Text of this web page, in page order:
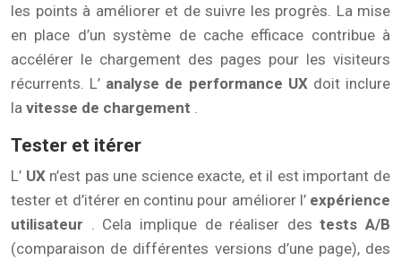
les points à améliorer et de suivre les progrès. La mise
en place d’un système de cache efficace contribue à
accélérer le chargement des pages pour les visiteurs
récurrents. L’ analyse de performance UX doit inclure
la vitesse de chargement .
Tester et itérer
L’ UX n’est pas une science exacte, et il est important de
tester et d’itérer en continu pour améliorer l’ expérience
utilisateur . Cela implique de réaliser destests A/B
(comparaison de différentes versions d’une page), des